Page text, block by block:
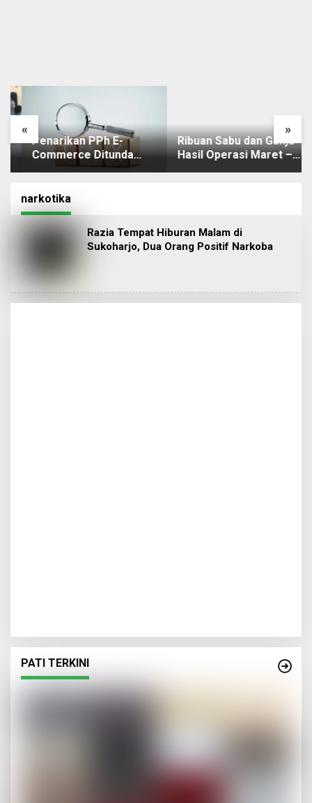
« »
Penarikan PPh E-
Commerce Ditunda
hingga November
Ribuan Sabu dan Ganja
Hasil Operasi Maret –
narkotika
Razia Tempat Hiburan Malam di
Sukoharjo, Dua Orang Positif Narkoba
PATI TERKINI